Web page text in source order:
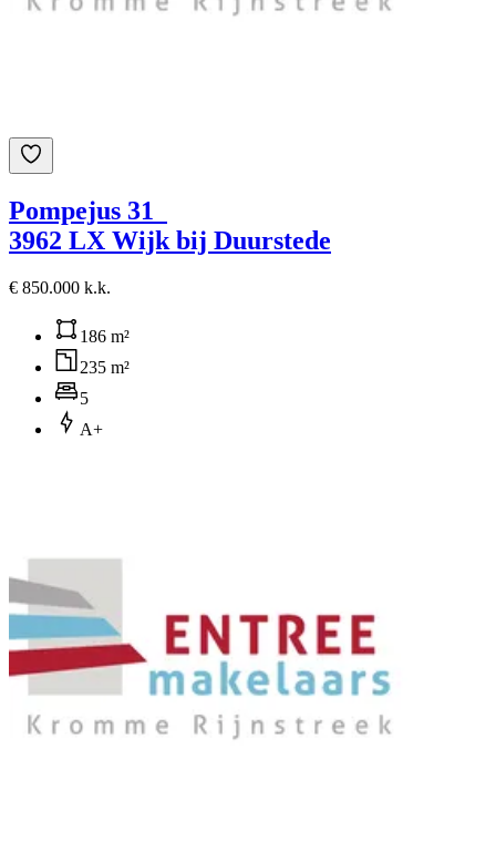
Pompejus 31
3962 LX Wijk bij Duurstede
€ 850.000 k.k.
186 m²
235 m²
5
A+